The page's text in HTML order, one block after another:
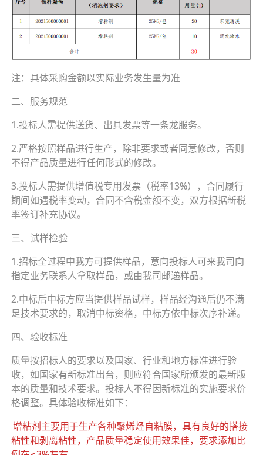
注：具体采购金额以实际业务发生量为准
二、服务规范
1.投标人需提供送货、出具发票等一条龙服务。
2.严格按照样品进行生产，除非要求或者同意修改，否则
不得产品质量进行任何形式的修改。
3.投标人需提供增值税专用发票（税率13%），合同履行
期间如遇税率变动，合同不含税金额不变，双方根据新税
率签订补充协议。
三、试样检验
1.招标全过程中我方可提供样品，意向投标人可来我司向
指定业务联系人拿取样品，或由我司邮递样品。
2.中标后中标方应当提供样品试样，样品经沟通后仍不满
足技术要求的，取消中标资格，中标方依中标次序补递。
四、验收标准
质量按招标人的要求以及国家、行业和地方标准进行验
收，如国家有新标准出台，则应符合国家所颁发的最新版
本的质量和技术要求。投标人不得因新标准的实施要求价
格调整。具体验收标准如下：
增粘剂主要用于生产各种聚烯烃自粘膜，具有良好的搭接
粘性和剥离粘性，产品质量稳定使用效果佳，要求添加比